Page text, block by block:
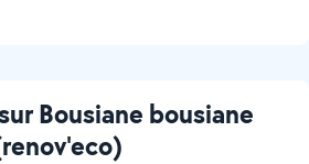
Bousiane bousiane